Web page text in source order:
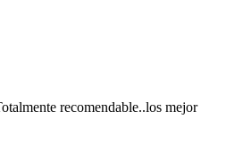
recomendable..los mejor